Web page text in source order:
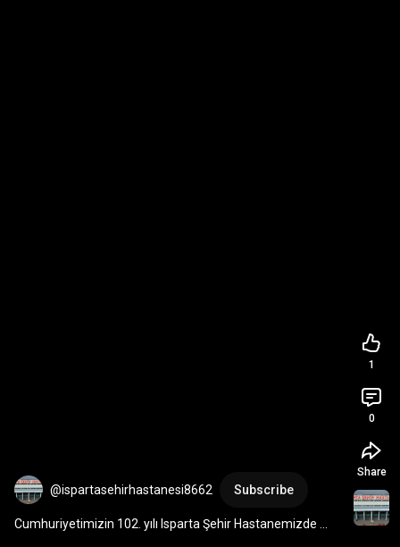
@ispartasehirhastanesi8662 Subscribe
Cumhuriyetimizin 102. yılı Isparta Şehir Hastanemizde
1
0
Share